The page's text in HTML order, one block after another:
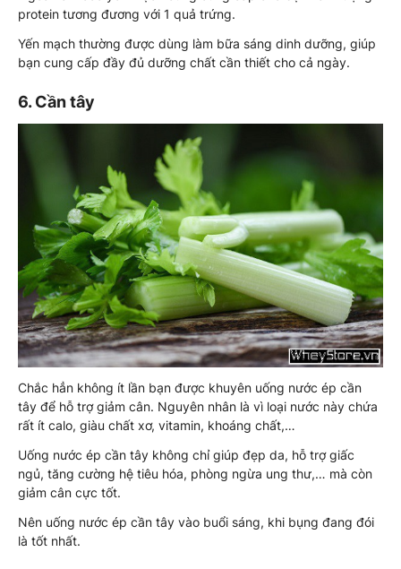
protein tương đương với 1 quả trứng.
Yến mạch thường được dùng làm bữa sáng dinh dưỡng, giúp
bạn cung cấp đầy đủ dưỡng chất cần thiết cho cả ngày.
6. Cần tây
Chắc hẳn không ít lần bạn được khuyên uống nước ép cần
tây để hỗ trợ giảm cân. Nguyên nhân là vì loại nước này chứa
rất ít calo, giàu chất xơ, vitamin, khoáng chất,…
Uống nước ép cần tây không chỉ giúp đẹp da, hỗ trợ giấc
ngủ, tăng cường hệ tiêu hóa, phòng ngừa ung thư,… mà còn
giảm cân cực tốt.
Nên uống nước ép cần tây vào buổi sáng, khi bụng đang đói
là tốt nhất.